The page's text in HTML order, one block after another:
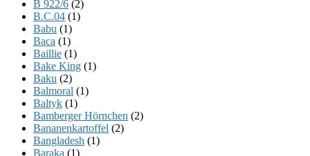
B 922/6 (2)
B.C.04 (1)
Babu (1)
Baca (1)
Baillie (1)
Bake King (1)
Baku (2)
Balmoral (1)
Baltyk (1)
Bamberger Hörnchen (2)
Bananenkartoffel (2)
Bangladesh (1)
Baraka (1)